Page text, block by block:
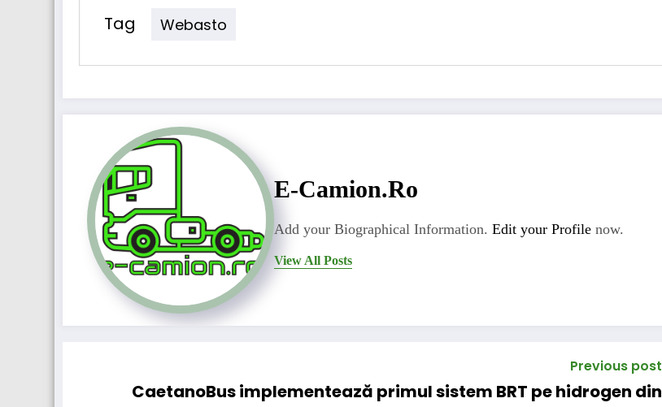
Tag Webasto
E-Camion.ro
Add your Biographical Information. Edit your Profile now.
View All Posts
Previous post
CaetanoBus implementează primul sistem BRT pe hidrogen din